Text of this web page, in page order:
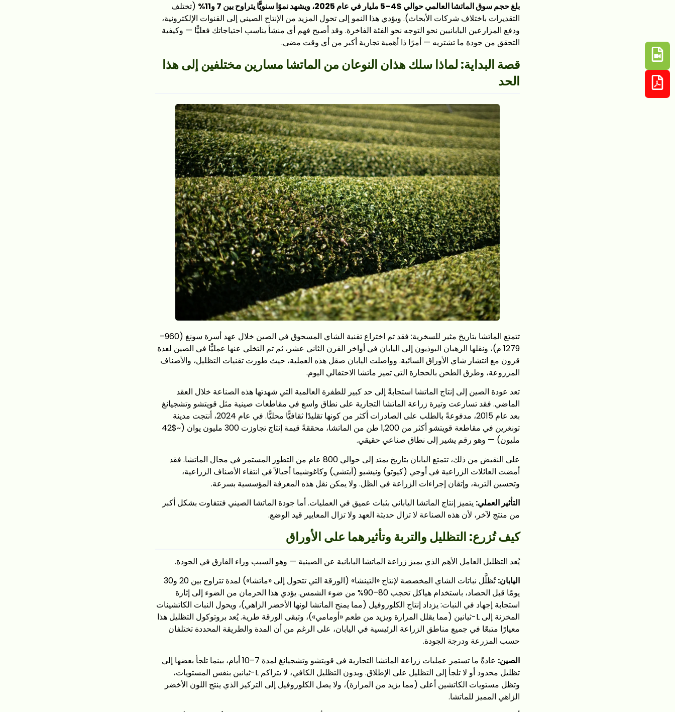
بلغ حجم سوق الماتشا العالمي حوالي $4–5 مليار في عام 2025، ويشهد نموًا سنويًّا يتراوح بين 7 و11%
(تختلف
التقديرات باختلاف شركات الأبحاث). ويؤدي هذا النمو إلى تحول المزيد من الإنتاج الصيني إلى القنوات الإلكترونية،
ودفع المزارعين اليابانيين نحو التوجه نحو الفئة الفاخرة. وقد أصبح فهم أي منشأ يناسب احتياجاتك فعليًّا — وكيفية
التحقق من جودة ما تشتريه — أمرًا ذا أهمية تجارية أكبر من أي وقت مضى.
قصة البداية: لماذا سلك هذان النوعان من الماتشا مسارين مختلفين إلى هذا
الحد
تتمتع الماتشا بتاريخ مثير للسخرية: فقد تم اختراع تقنية الشاي المسحوق في الصين خلال عهد أسرة سونغ (960–
1279 م)، ونقلها الرهبان البوذيون إلى اليابان في أواخر القرن الثاني عشر، ثم تم التخلي عنها عمليًّا في الصين لعدة
قرون مع انتشار شاي الأوراق السائبة. وواصلت اليابان صقل هذه العملية، حيث طورت تقنيات التظليل، والأصناف
المزروعة، وطرق الطحن بالحجارة التي تميز ماتشا الاحتفالي اليوم.
تعد عودة الصين إلى إنتاج الماتشا استجابةً إلى حد كبير للطفرة العالمية التي شهدتها هذه الصناعة خلال العقد
الماضي. فقد تسارعت وتيرة زراعة الماتشا التجارية على نطاق واسع في مقاطعات صينية مثل قويتشو وتشجيانغ
بعد عام 2015، مدفوعةً بالطلب على الصادرات أكثر من كونها تقليدًا ثقافيًّا محليًّا. في عام 2024، أنتجت مدينة
تونغرين في مقاطعة قويتشو أكثر من 1,200 طن من الماتشا، محققةً قيمة إنتاج تجاوزت 300 مليون يوان (~$42
مليون) — وهو رقم يشير إلى نطاق صناعي حقيقي.
على النقيض من ذلك، تتمتع اليابان بتاريخ يمتد إلى حوالي 800 عام من التطور المستمر في مجال الماتشا. فقد
أمضت العائلات الزراعية في أوجي (كيوتو) ونيشيو (آيتشي) وكاغوشيما أجيالاً في انتقاء الأصناف الزراعية،
وتحسين التربة، وإتقان إجراءات الزراعة في الظل. ولا يمكن نقل هذه المعرفة المؤسسية بسرعة.
التأثير العملي: يتميز إنتاج الماتشا الياباني بثبات عميق في العمليات. أما جودة الماتشا الصيني فتتفاوت بشكل أكبر
من منتج لآخر، لأن هذه الصناعة لا تزال حديثة العهد ولا تزال المعايير قيد الوضع.
كيف تُزرع: التظليل والتربة وتأثيرهما على الأوراق
يُعد التظليل العامل الأهم الذي يميز زراعة الماتشا اليابانية عن الصينية — وهو السبب وراء الفارق في الجودة.
اليابان:
تُظلَّل نباتات الشاي المخصصة لإنتاج «التينشا» (الورقة التي تتحول إلى «ماتشا») لمدة تتراوح بين 20 و30
يومًا قبل الحصاد، باستخدام هياكل تحجب 80–90% من ضوء الشمس. يؤدي هذا الحرمان من الضوء إلى إثارة
استجابة إجهاد في النبات: يزداد إنتاج الكلوروفيل (مما يمنح الماتشا لونها الأخضر الزاهي)، ويحول النبات الكاتشينات
المخزنة إلى L-ثيانين (مما يقلل المرارة ويزيد من طعم «أومامي»)، وتبقى الورقة طرية. يُعد بروتوكول التظليل هذا
معيارًا متبعًا في جميع مناطق الزراعة الرئيسية في اليابان، على الرغم من أن المدة والطريقة المحددة تختلفان
حسب المزرعة ودرجة الجودة.
الصين:
عادةً ما تستمر عمليات زراعة الماتشا التجارية في قويتشو وتشجيانغ لمدة 7–10 أيام، بينما تلجأ بعضها إلى
تظليل محدود أو لا تلجأ إلى التظليل على الإطلاق. وبدون التظليل الكافي، لا يتراكم L-ثيانين بنفس المستويات،
وتظل مستويات الكاتشين أعلى (مما يزيد من المرارة)، ولا يصل الكلوروفيل إلى التركيز الذي ينتج اللون الأخضر
الزاهي المميز للماتشا.